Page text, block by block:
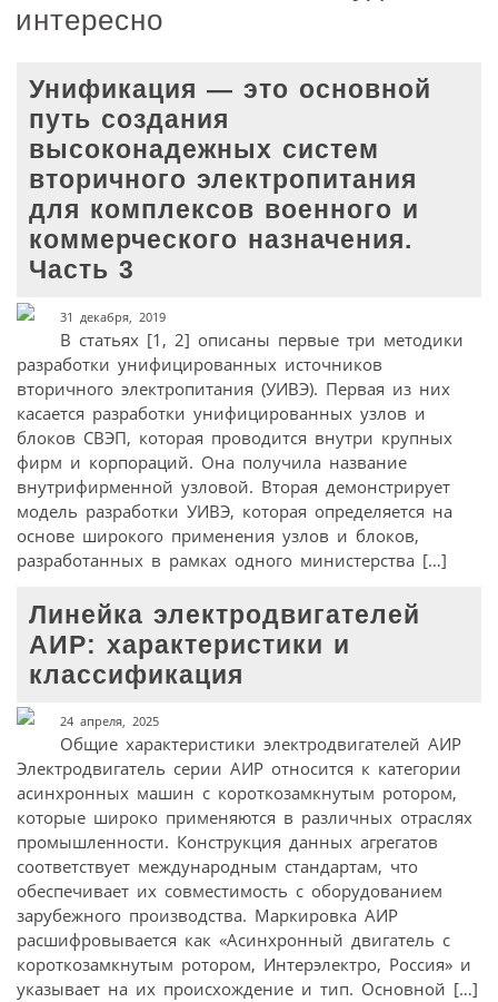
интересно
Унификация — это основной
путь создания
высоконадежных систем
вторичного электропитания
для комплексов военного и
коммерческого назначения.
Часть 3
31 декабря, 2019
В статьях [1, 2] описаны первые три методики
разработки унифицированных источников
вторичного электропитания (УИВЭ). Первая из них
касается разработки унифицированных узлов и
блоков СВЭП, которая проводится внутри крупных
фирм и корпораций. Она получила название
внутрифирменной узловой. Вторая демонстрирует
модель разработки УИВЭ, которая определяется на
основе широкого применения узлов и блоков,
разработанных в рамках одного министерства […]
Линейка электродвигателей
АИР: характеристики и
классификация
24 апреля, 2025
Общие характеристики электродвигателей АИР
Электродвигатель серии АИР относится к категории
асинхронных машин с короткозамкнутым ротором,
которые широко применяются в различных отраслях
промышленности. Конструкция данных агрегатов
соответствует международным стандартам, что
обеспечивает их совместимость с оборудованием
зарубежного производства. Маркировка АИР
расшифровывается как «Асинхронный двигатель с
короткозамкнутым ротором, Интерэлектро, Россия» и
указывает на их происхождение и тип. Основной […]